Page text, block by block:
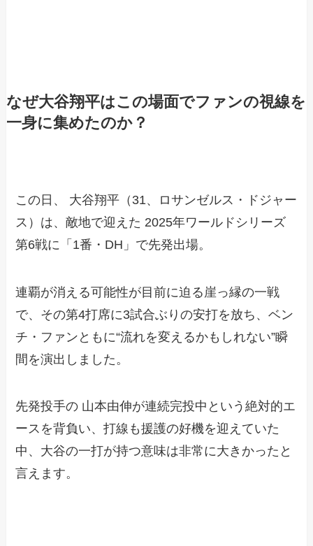
なぜ大谷翔平はこの場面でファンの視線を
一身に集めたのか？
この日、 大谷翔平（31、ロサンゼルス・ドジャー
ス）は、敵地で迎えた 2025年ワールドシリーズ
第6戦に「1番・DH」で先発出場。
連覇が消える可能性が目前に迫る崖っ縁の一戦
で、その第4打席に3試合ぶりの安打を放ち、ベン
チ・ファンともに“流れを変えるかもしれない”瞬
間を演出しました。
先発投手の 山本由伸が連続完投中という絶対的エ
ースを背負い、打線も援護の好機を迎えていた
中、大谷の一打が持つ意味は非常に大きかったと
言えます。